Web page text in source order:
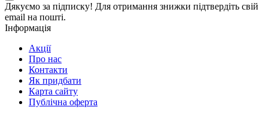
Дякуємо за підписку! Для отримання знижки підтвердіть свій
email на пошті.
Інформація
Акції
Про нас
Контакти
Як придбати
Карта сайту
Публiчна оферта